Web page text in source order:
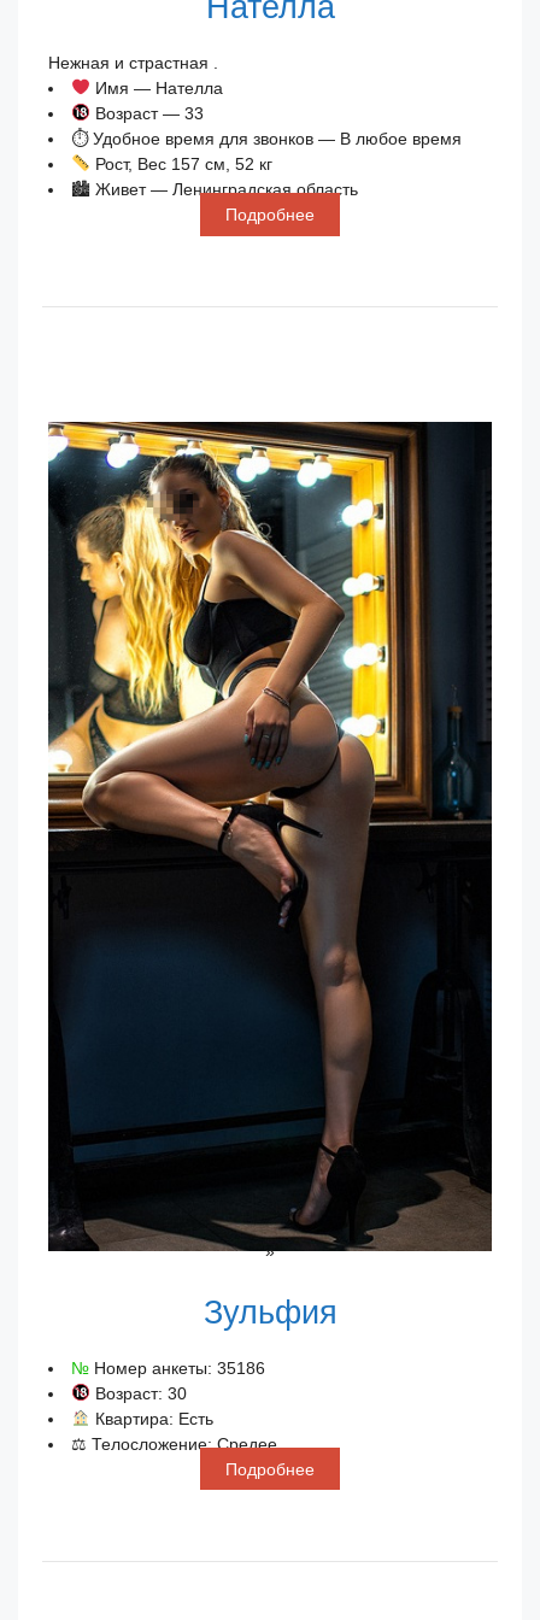
Нежная и страстная .
Имя — Нателла
Возраст — 33
⏱ Удобное время для звонков — В любое время
Рост, Вес 157 см, 52 кг
🏙 Живет — Ленинградская область
Подробнее
»
Зульфия
№ Номер анкеты: 35186
Возраст: 30
Квартира: Есть
⚖ Телосложение: Средее
Подробнее